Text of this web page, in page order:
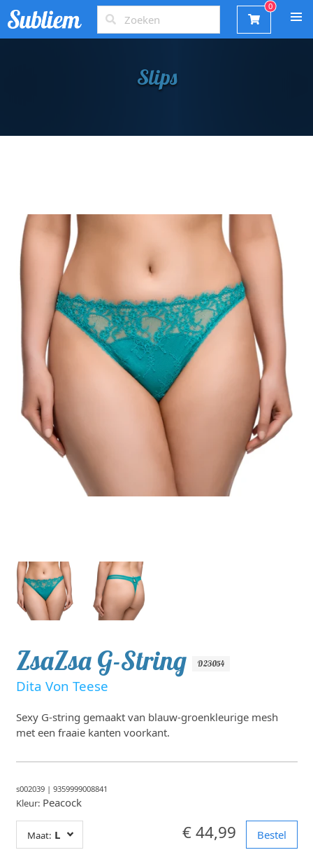
Slips
ZsaZsa G-String D23054
Dita Von Teese
Sexy G-string gemaakt van blauw-groenkleurige mesh
met een fraaie kanten voorkant.
s002039 | 9359999008841
Kleur: Peacock
Maat: L € 44,99 Bestel